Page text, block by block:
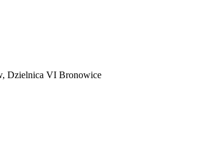
Dzielnica VI Bronowice